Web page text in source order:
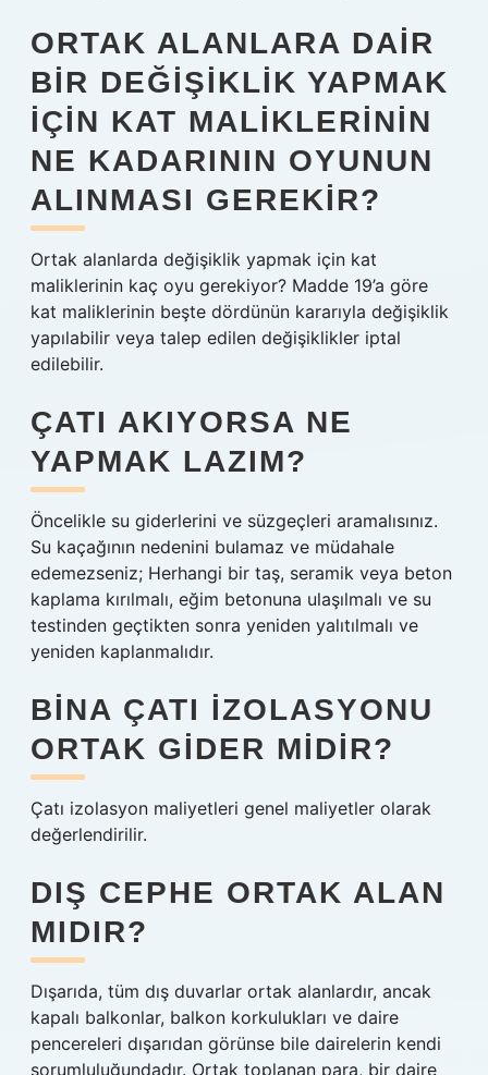
ORTAK ALANLARA DAIR
BIR DEĞIŞIKLIK YAPMAK
IÇIN KAT MALIKLERININ
NE KADARININ OYUNUN
ALINMASI GEREKIR?
Ortak alanlarda değişiklik yapmak için kat
maliklerinin kaç oyu gerekiyor? Madde 19’a göre
kat maliklerinin beşte dördünün kararıyla değişiklik
yapılabilir veya talep edilen değişiklikler iptal
edilebilir.
ÇATI AKIYORSA NE
YAPMAK LAZIM?
Öncelikle su giderlerini ve süzgeçleri aramalısınız.
Su kaçağının nedenini bulamaz ve müdahale
edemezseniz; Herhangi bir taş, seramik veya beton
kaplama kırılmalı, eğim betonuna ulaşılmalı ve su
testinden geçtikten sonra yeniden yalıtılmalı ve
yeniden kaplanmalıdır.
BINA ÇATI IZOLASYONU
ORTAK GIDER MIDIR?
Çatı izolasyon maliyetleri genel maliyetler olarak
değerlendirilir.
DIŞ CEPHE ORTAK ALAN
MIDIR?
Dışarıda, tüm dış duvarlar ortak alanlardır, ancak
kapalı balkonlar, balkon korkulukları ve daire
pencereleri dışarıdan görünse bile dairelerin kendi
sorumluluğundadır. Ortak toplanan para, bir daire